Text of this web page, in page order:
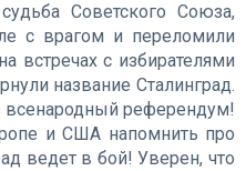
Советского Союза,
с врагом и переломили
встречах с избирателями
название Сталинград.
всенародный референдум!
и США напомнить про
ведет в бой! Уверен, что